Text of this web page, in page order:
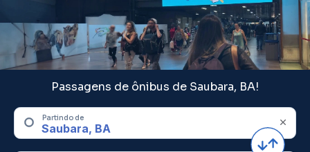
Passagens de ônibus de Saubara, BA!
Partindo de